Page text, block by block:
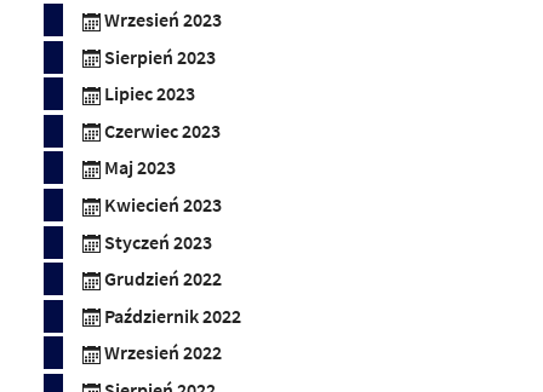
Wrzesień 2023
Sierpień 2023
Lipiec 2023
Czerwiec 2023
Maj 2023
Kwiecień 2023
Styczeń 2023
Grudzień 2022
Październik 2022
Wrzesień 2022